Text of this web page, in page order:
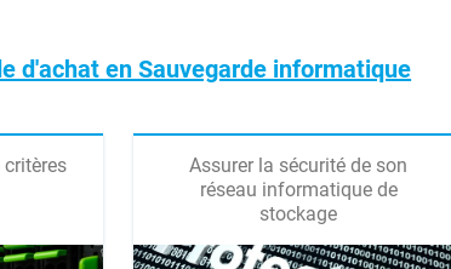
d'achat en Sauvegarde informatique
critères
Assurer la sécurité de son
réseau informatique de
stockage